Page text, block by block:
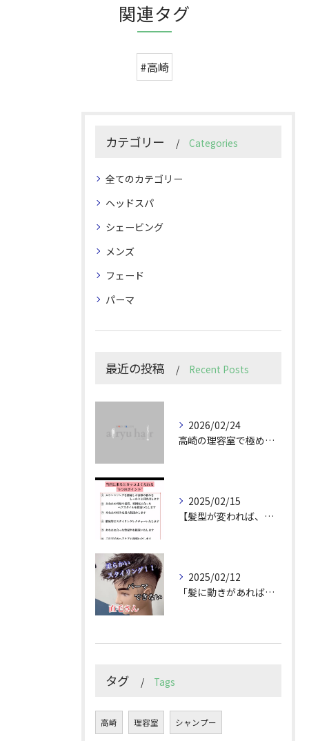
関連タグ
#高崎
カテゴリー Categories
全てのカテゴリー
ヘッドスパ
シェービング
メンズ
フェード
パーマ
最近の投稿 Recent Posts
2026/02/24
高崎の理容室で極めるメンズカット技術
2025/02/15
【髪型が変われば、人生が変わる。
2025/02/12
「髪に動きがあれば印象は変わる！」
タグ Tags
高崎 理容室 シャンプー